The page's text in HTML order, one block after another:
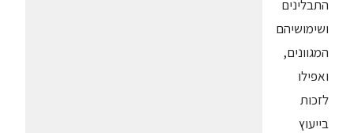
התבלינים
ושימושיהם
המגוונים,
ואפילו
לזכות
בייעוץ